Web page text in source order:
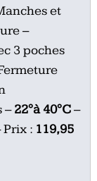
et
–
3 poches
–22°à 40°C–
: 119,95